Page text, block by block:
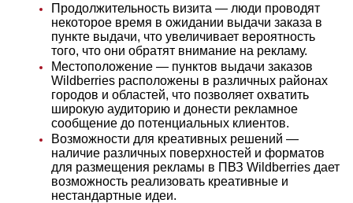
Продолжительность визита — люди проводят
некоторое время в ожидании выдачи заказа в
пункте выдачи, что увеличивает вероятность
того, что они обратят внимание на рекламу.
Местоположение — пунктов выдачи заказов
Wildberries расположены в различных районах
городов и областей, что позволяет охватить
широкую аудиторию и донести рекламное
сообщение до потенциальных клиентов.
Возможности для креативных решений —
наличие различных поверхностей и форматов
для размещения рекламы в ПВЗ Wildberries дает
возможность реализовать креативные и
нестандартные идеи.